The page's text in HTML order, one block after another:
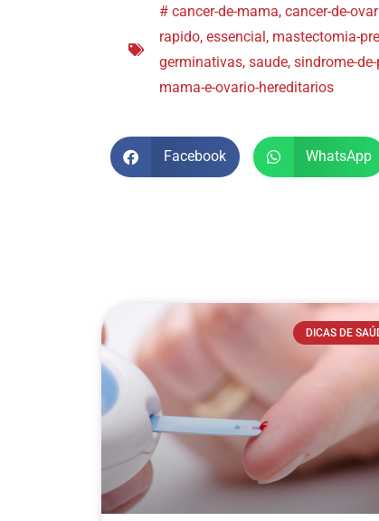
# cancer-de-mama, cancer-de-
rapido, essencial, mastectomia-
germinativas, saude, sindrome-
mama-e-ovario-hereditarios
Facebook WhatsApp
DICAS DE